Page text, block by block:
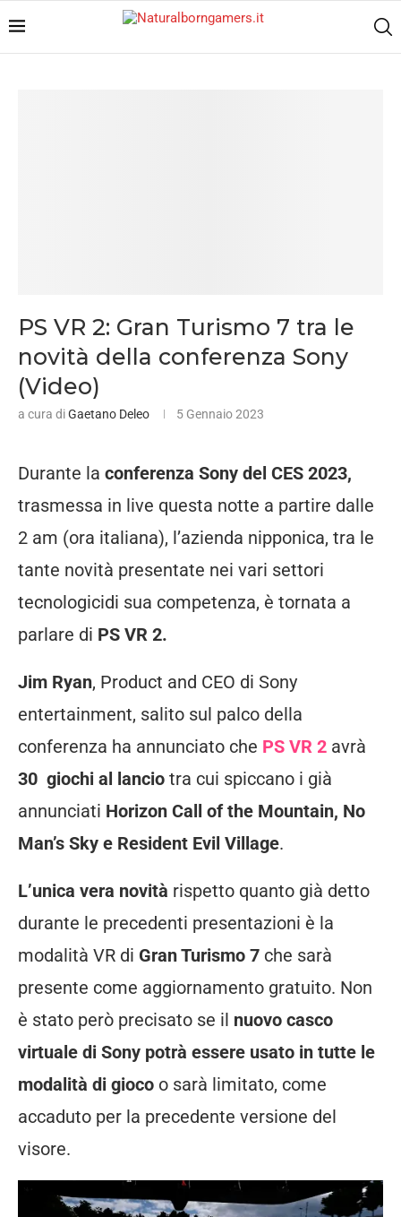
PS VR 2: Gran Turismo 7 tra le
novità della conferenza Sony
(Video)
a cura diGaetano Deleo 5 Gennaio 2023
Durante la conferenza Sony del CES 2023,
trasmessa in live questa notte a partire dalle
2 am (ora italiana), l’azienda nipponica, tra le
tante novità presentate nei vari settori
tecnologicidi sua competenza, è tornata a
parlare di PS VR 2.
Jim Ryan, Product and CEO di Sony
entertainment, salito sul palco della
conferenza ha annunciato che PS VR 2 avrà
30 giochi al lancio tra cui spiccano i già
annunciati Horizon Call of the Mountain, No
Man’s Sky e Resident Evil Village.
L’unica vera novità rispetto quanto già detto
durante le precedenti presentazioni è la
modalità VR di Gran Turismo 7 che sarà
presente come aggiornamento gratuito. Non
è stato però precisato se il nuovo casco
virtuale di Sony potrà essere usato in tutte le
modalità di gioco o sarà limitato, come
accaduto per la precedente versione del
visore.